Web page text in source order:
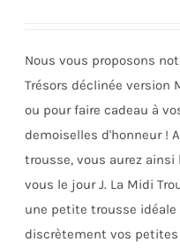
sur
du
produit
Nous vous proposons
Trésors déclinée version
ou pour faire cadeau à
demoiselles d'honneur !
trousse, vous aurez
vous le jour J. La Midi
une petite trousse
discrètement vos petites